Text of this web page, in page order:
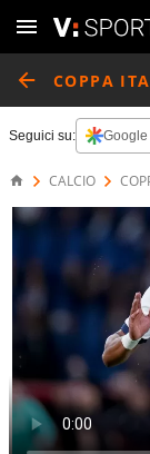
COPPA
Seguici su:
CALCIO